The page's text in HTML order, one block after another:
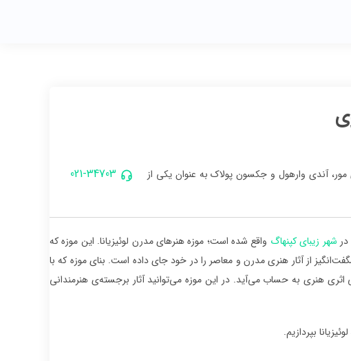
021-34703
هنری مور، آندی وارهول و جکسون پولاک به عنوان یکی از
شهر زیبای کپنهاگ واقع شده است؛ موزه هنرهای مدرن لوئیزیانا. این موزه که
از آثار هنری مدرن و معاصر را در خود جای داده است. بنای موزه که با
هنری به حساب می‌آید. در این موزه می‌توانید آثار برجسته‌ی هنرمندانی
بپردازیم.